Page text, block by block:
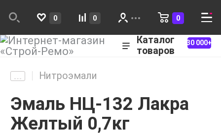
0 0 0
Каталог
товаров
30 000+
Нитроэмали
Эмаль НЦ-132 Лакра
Желтый 0,7кг